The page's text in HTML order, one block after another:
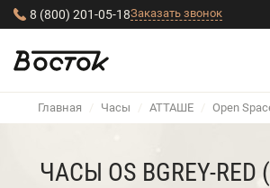
8 (800) 201-05-18Заказать звонок
Главная / Часы / АТТАШЕ / Open
ЧАСЫ OS BGREY-